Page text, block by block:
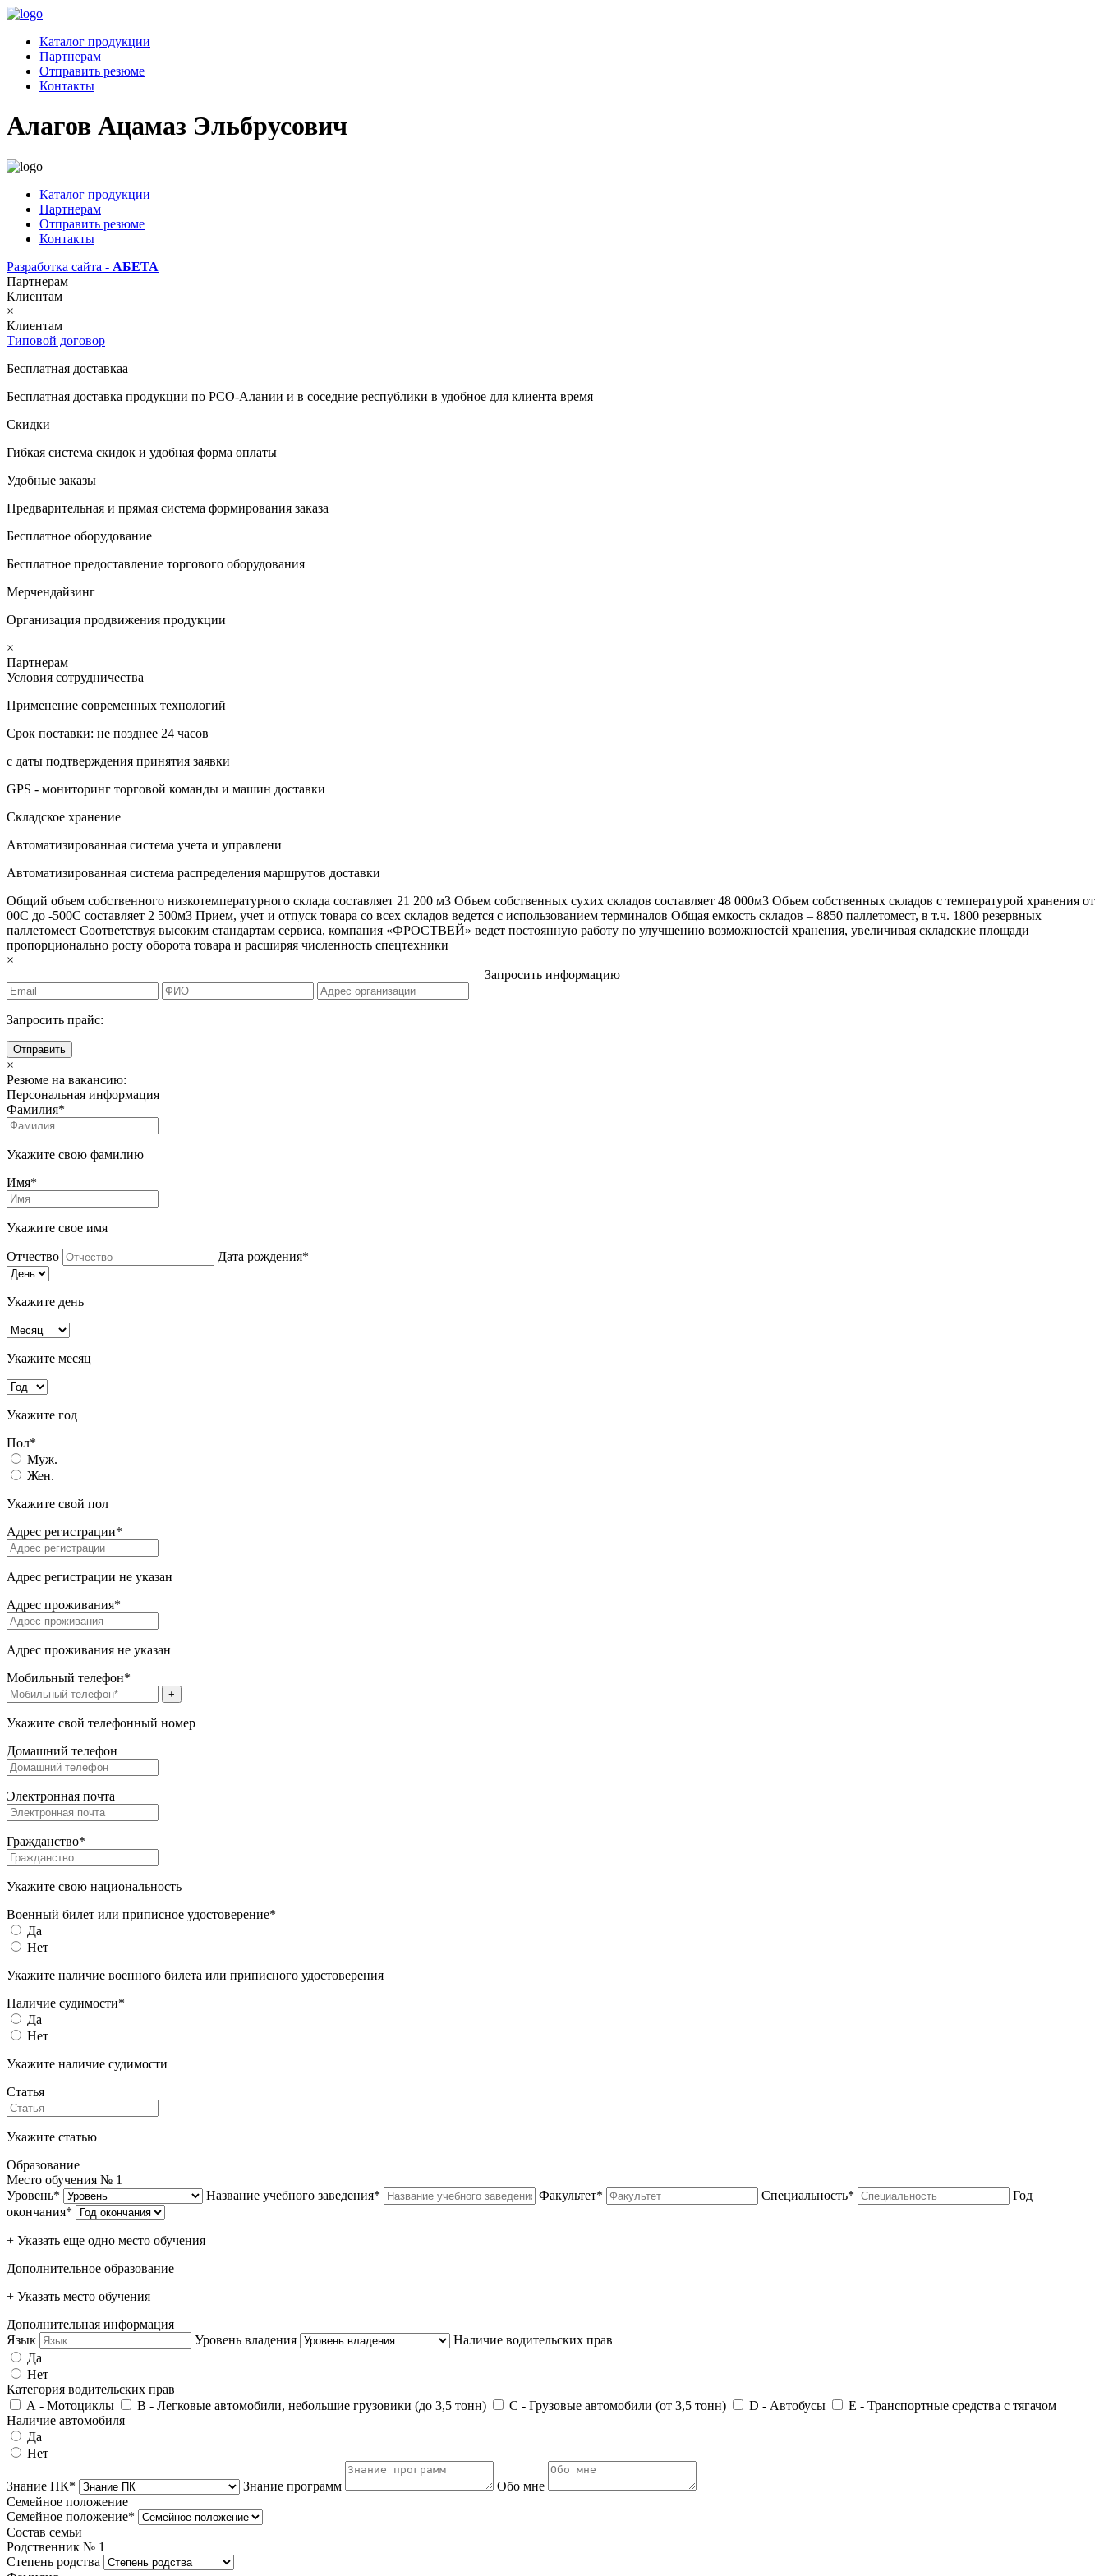
Каталог продукции
Партнерам
Отправить резюме
Контакты
Алагов Ацамаз Эльбрусович
Каталог продукции
Партнерам
Отправить резюме
Контакты
Разработка сайта - АБЕТА
Партнерам
Клиентам
×
Клиентам
Типовой договор
Бесплатная доставкаа
Бесплатная доставка продукции по РСО-Алании и в соседние республики в удобное для клиента время
Скидки
Гибкая система скидок и удобная форма оплаты
Удобные заказы
Предварительная и прямая система формирования заказа
Бесплатное оборудование
Бесплатное предоставление торгового оборудования
Мерчендайзинг
Организация продвижения продукции
×
Партнерам
Условия сотрудничества
Применение современных технологий
Срок поставки: не позднее 24 часов
с даты подтверждения принятия заявки
GPS - мониторинг торговой команды и машин доставки
Складское хранение
Автоматизированная система учета и управлени
Автоматизированная система распределения маршрутов доставки
Общий объем собственного низкотемпературного склада составляет 21 200 м3 Объем собственных сухих складов составляет 48 000м3 Объем собственных складов с температурой хранения от
00С до -500С составляет 2 500м3 Прием, учет и отпуск товара со всех складов ведется с использованием терминалов Общая емкость складов – 8850 паллетомест, в т.ч. 1800 резервных
паллетомест Соответствуя высоким стандартам сервиса, компания «ФРОСТВЕЙ» ведет постоянную работу по улучшению возможностей хранения, увеличивая складские площади
пропорционально росту оборота товара и расширяя численность спецтехники
×
Запросить информацию
Запросить прайс:
Отправить
×
Резюме на вакансию:
Персональная информация
Фамилия*
Укажите свою фамилию
Имя*
Укажите свое имя
Отчество Дата рождения*
Укажите день
Укажите месяц
Укажите год
Пол*
Муж.
Жен.
Укажите свой пол
Адрес регистрации*
Адрес регистрации не указан
Адрес проживания*
Адрес проживания не указан
Мобильный телефон*
+
Укажите свой телефонный номер
Домашний телефон
Электронная почта
Гражданство*
Укажите свою национальность
Военный билет или приписное удостоверение*
Да
Нет
Укажите наличие военного билета или приписного удостоверения
Наличие судимости*
Да
Нет
Укажите наличие судимости
Статья
Укажите статью
Образование
Место обучения № 1
Уровень*
Название учебного заведения* Факультет* Специальность*
Год
окончания*
+ Указать еще одно место обучения
Дополнительное образование
+ Указать место обучения
Дополнительная информация
Язык
Уровень владения
Наличие водительских прав
Да
Нет
Категория водительских прав
А - Мотоциклы
В - Легковые автомобили, небольшие грузовики (до 3,5 тонн) С - Грузовые автомобили (от 3,5 тонн) D - Автобусы
E - Транспортные средства с тягачом
Наличие автомобиля
Да
Нет
Знание ПК* Знание программ
Обо мне
Семейное положение
Семейное положение*
Состав семьи
Родственник № 1
Степень родства